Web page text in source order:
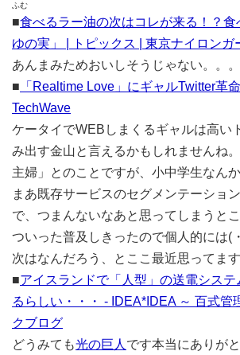
ふむ
■食べるラー油の次はコレが来る！？食
ゆの実」 | トピックス | 東京ナイロンガ
あんまみためおいしそうじゃない。。。
■ 「Realtime Love」にギャルTwitter革
TechWave
ケータイでWEBしまくるギャルは高い
み出す金山と言えるかもしれませんね
主婦」とのことですが、小中学生なん
まあ既存サービスのセグメンテーショ
で、つまんないなあと思ってしまうと
ついった普及しきったので個人的には(
次はなんだろう、とここ最近思ってます
■アイスランドで「人型」の送電シス
るらしい・・・ - IDEA*IDEA ～ 百式管
クブログ
どうみても光の巨人 です本当にありが